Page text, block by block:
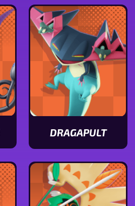
características
de
Alolan
Raichu
DRAGAPULT
Ver
características
Dragapult